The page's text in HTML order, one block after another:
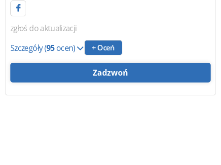
zgłoś do aktualizacji
Szczegóły(95ocen) + Oceń
Zadzwoń